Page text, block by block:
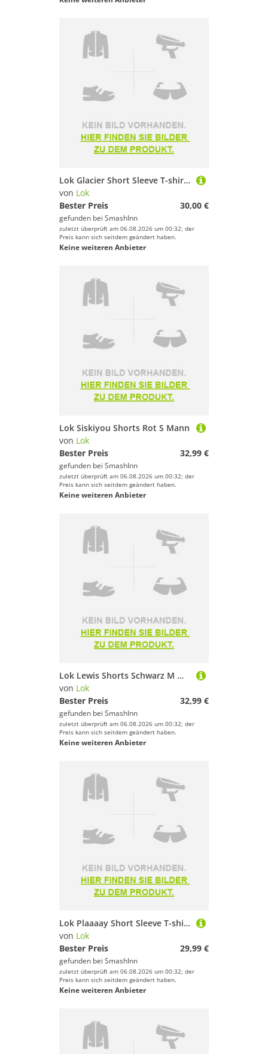
Lok Glacier Short Sleeve T-shirt Grau M Frau
von Lok
Bester Preis
30,00 €
gefunden bei SmashInn
zuletzt überprüft am 06.08.2026 um 00:32; der
Preis kann sich seitdem geändert haben.
Keine weiteren Anbieter
Lok Siskiyou Shorts Rot S Mann
von Lok
Bester Preis
32,99 €
gefunden bei SmashInn
zuletzt überprüft am 06.08.2026 um 00:32; der
Preis kann sich seitdem geändert haben.
Keine weiteren Anbieter
Lok Lewis Shorts Schwarz M Mann
von Lok
Bester Preis
32,99 €
gefunden bei SmashInn
zuletzt überprüft am 06.08.2026 um 00:32; der
Preis kann sich seitdem geändert haben.
Keine weiteren Anbieter
Lok Plaaaay Short Sleeve T-shirt Grün XL Mann
von Lok
Bester Preis
29,99 €
gefunden bei SmashInn
zuletzt überprüft am 06.08.2026 um 00:32; der
Preis kann sich seitdem geändert haben.
Keine weiteren Anbieter